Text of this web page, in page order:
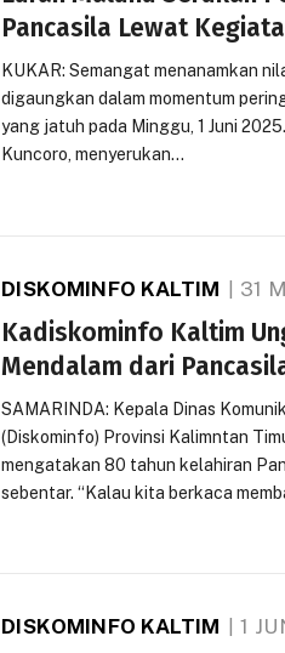
Pancasila Lewat
KUKAR: Semangat menanamkan
digaungkan dalam momentum
yang jatuh pada Minggu, 1 Juni
Kuncoro, menyerukan…
DISKOMINFO KALTIM 31
Kadiskominfo Kaltim
Mendalam dari
SAMARINDA: Kepala Dinas
(Diskominfo) Provinsi Kalimntan
mengatakan 80 tahun kelahiran
sebentar. “Kalau kita berkaca
DISKOMINFO KALTIM 1